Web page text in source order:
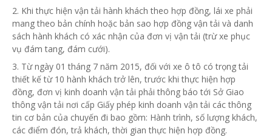
2. Khi thực hiện vận tải hành khách theo hợp đồng, lái xe phải
mang theo bản chính hoặc bản sao hợp đồng vận tải và danh
sách hành khách có xác nhận của đơn vị vận tải (trừ xe phục
vụ đám tang, đám cưới).
3. Từ ngày 01 tháng 7 năm 2015, đối với xe ô tô có trọng tải
thiết kế từ10 hành khách trở lên, trước khi thực hiện hợp
đồng, đơn vị kinh doanh vận tải phải thông báo tới Sở Giao
thông vận tải nơi cấp Giấy phép kinh doanh vận tải các thông
tin cơ bản của chuyến đi bao gồm: Hành trình, số lượng khách,
các điểm đón, trả khách, thời gian thực hiện hợp đồng.